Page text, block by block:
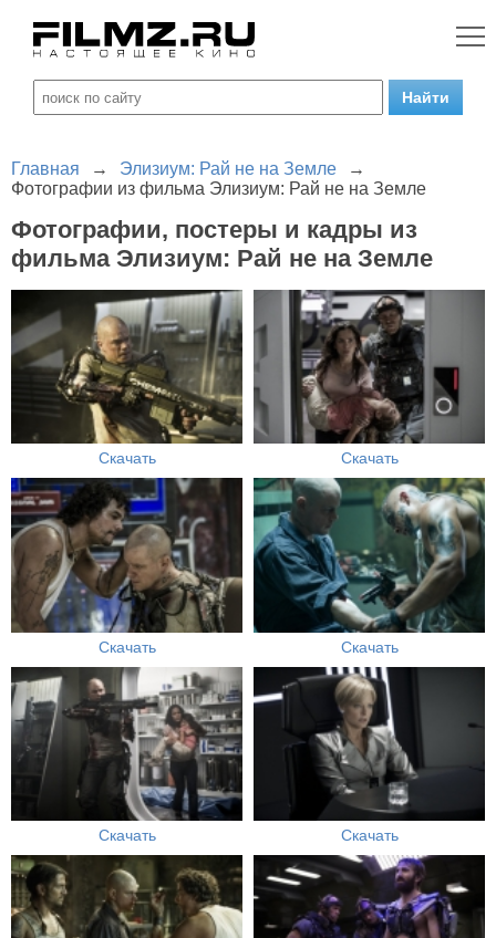
Главная → Элизиум: Рай не на Земле
→
Фотографии из фильма Элизиум: Рай не на Земле
Фотографии, постеры и кадры из
фильма Элизиум: Рай не на Земле
Скачать Скачать
Скачать Скачать
Скачать Скачать